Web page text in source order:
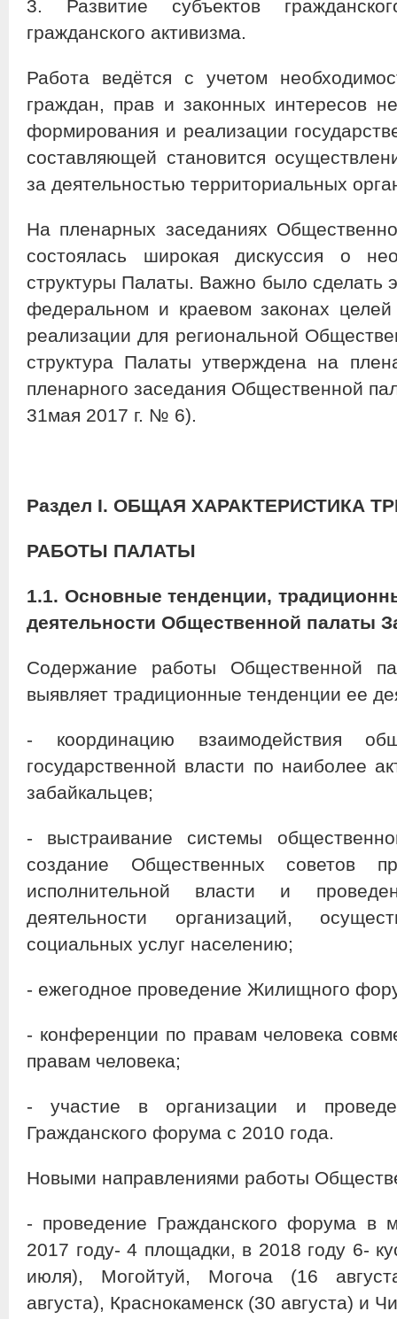
3. Развитие субъектов
гражданского активизма.
Работа ведётся с учетом
граждан, прав и законных интересов
формирования и реализации
составляющей становится
за деятельностью территориальных
На пленарных заседаниях
состоялась широкая дискуссия о
структуры Палаты. Важно было сделать
федеральном и краевом законах
реализации для региональной
структура Палаты утверждена на
пленарного заседания Общественной
31мая 2017 г. № 6).
Раздел I. ОБЩАЯ ХАРАКТЕРИСТИКА
РАБОТЫ ПАЛАТЫ
1.1. Основные тенденции,
деятельности Общественной палаты
Содержание работы Общественной
выявляет традиционные тенденции ее
- координацию взаимодействия
государственной власти по наиболее
забайкальцев;
- выстраивание системы
создание Общественных советов
исполнительной власти и
деятельности организаций,
социальных услуг населению;
- ежегодное проведение Жилищного
- конференции по правам человека
правам человека;
- участие в организации и
Гражданского форума с 2010 года.
Новыми направлениями работы
- проведение Гражданского форума в
2017 году- 4 площадки, в 2018 году 6-
июля), Могойтуй, Могоча (16
августа), Краснокаменск (30 августа) и